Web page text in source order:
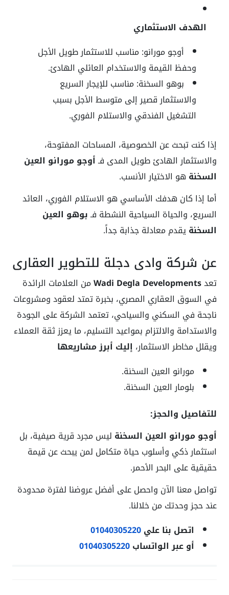
الهدف الاستثماري
أوجو مورانو: مناسب للاستثمار طويل الأجل
وحفظ القيمة والاستخدام العائلي الهادئ.
بوهو السخنة: مناسب للإيجار السريع
والاستثمار قصير إلى متوسط الأجل بسبب
التشغيل الفندقي والاستلام الفوري.
إذا كنت تبحث عن الخصوصية، المساحات المفتوحة،
والاستثمار الهادئ طويل المدى فـأوجو مورانو العين
السخنة هو الاختيار الأنسب.
أما إذا كان هدفك الأساسي هو الاستلام الفوري، العائد
السريع، والحياة السياحية النشطة فـبوهو العين
السخنةيقدم معادلة جذابة جداً.
عن شركة وادي دجلة للتطوير العقاري
تعدWadi Degla Developmentsمن العلامات الرائدة
في السوق العقاري المصري، بخبرة تمتد لعقود ومشروعات
ناجحة في السكني والسياحي، تعتمد الشركة على الجودة
والاستدامة والالتزام بمواعيد التسليم، ما يعزز ثقة العملاء
ويقلل مخاطر الاستثمار، إليك أبرز مشاريعها
مورانو العين السخنة.
بلومار العين السخنة.
للتفاصيل والحجز:
أوجو مورانو العين السخنة ليس مجرد قرية صيفية، بل
استثمار ذكي وأسلوب حياة متكامل لمن يبحث عن قيمة
حقيقية على البحر الأحمر.
تواصل معنا الآن واحصل على أفضل عروضنا لفترة محدودة
عند حجز وحدتك من خلالنا.
اتصل بنا علي01040305220
أو عبر الواتساب01040305220